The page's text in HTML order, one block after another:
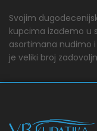
Svojim
kupcima izađemo u
asortimana nudimo
je veliki broj